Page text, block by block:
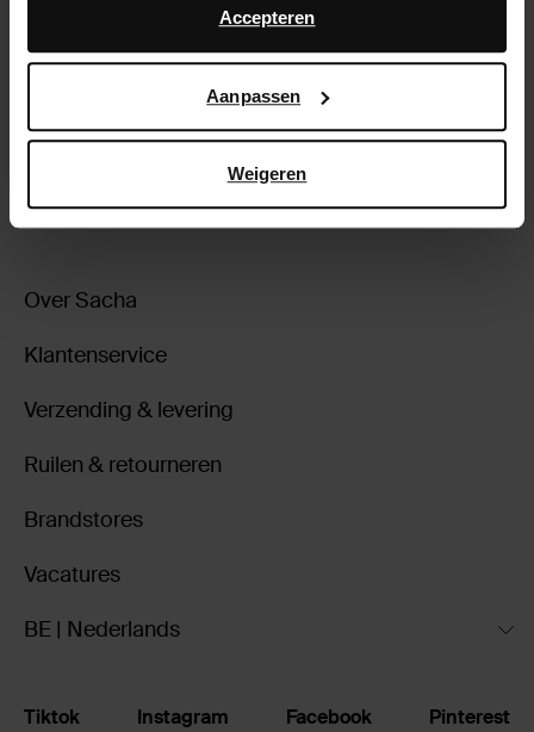
advertentie- en meetdoeleinden. Meer informatie over
hoe Google uw persoonsgegevens gebruikt, vindt u op
Accepteren
Aanpassen
Weigeren
Product details
Bezorgen & retour
Over Sacha
Klantenservice
Verzending & levering
Ruilen & retourneren
Brandstores
Vacatures
BE | Nederlands
Tiktok Instagram Facebook Pinterest